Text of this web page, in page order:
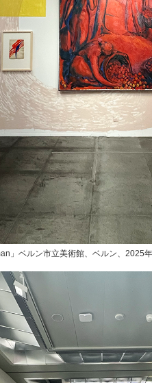
」ベルン市立美術館、ベルン、2025年